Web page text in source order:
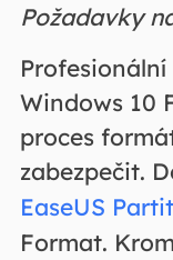
Požadavky
Windows 10
proces
zabezpečit.
EaseUS
Format.